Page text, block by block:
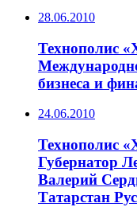
28.06.2010
Технополис
бизнеса и
24.06.2010
Технополис
Губернатор
Валерий
Татарстан